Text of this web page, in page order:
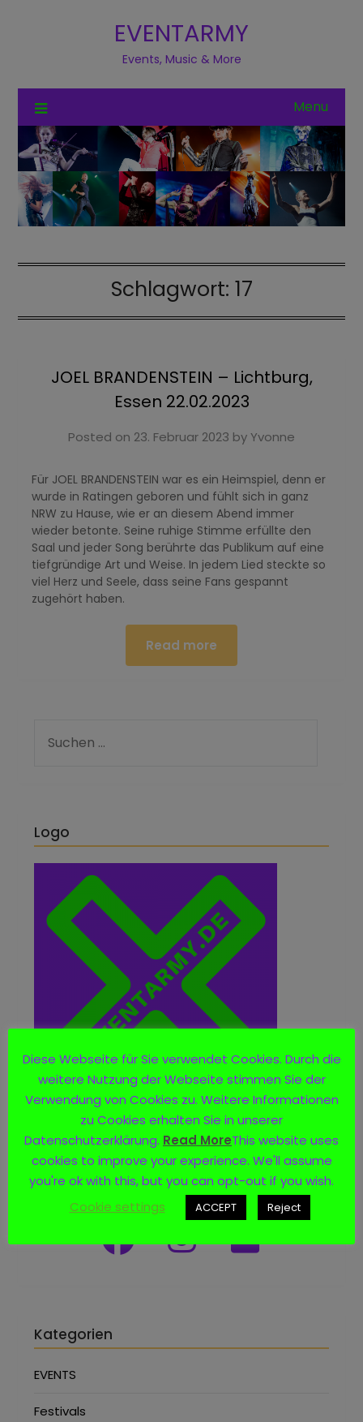
EVENTARMY
Events, Music & More
Menu
Schlagwort: 17
JOEL BRANDENSTEIN – Lichtburg,
Essen 22.02.2023
Posted on 23. Februar 2023 byYvonne
Für JOEL BRANDENSTEIN war es ein Heimspiel, denn er
wurde in Ratingen geboren und fühlt sich in ganz
NRW zu Hause, wie er an diesem Abend immer
wieder betonte. Seine ruhige Stimme erfüllte den
Saal und jeder Song berührte das Publikum auf eine
tiefgründige Art und Weise. In jedem Lied steckte so
viel Herz und Seele, dass seine Fans gespannt
zugehört haben.
Read more
Logo
Social Media
Kategorien
EVENTS
Festivals
Diese Webseite für Sie verwendet Cookies. Durch die
weitere Nutzung der Webseite stimmen Sie der
Verwendung von Cookies zu. Weitere Informationen
zu Cookies erhalten Sie in unserer
Datenschutzerklärung. Read MoreThis website uses
cookies to improve your experience. We'll assume
you're ok with this, but you can opt-out if you wish.
Cookie settings
ACCEPT Reject